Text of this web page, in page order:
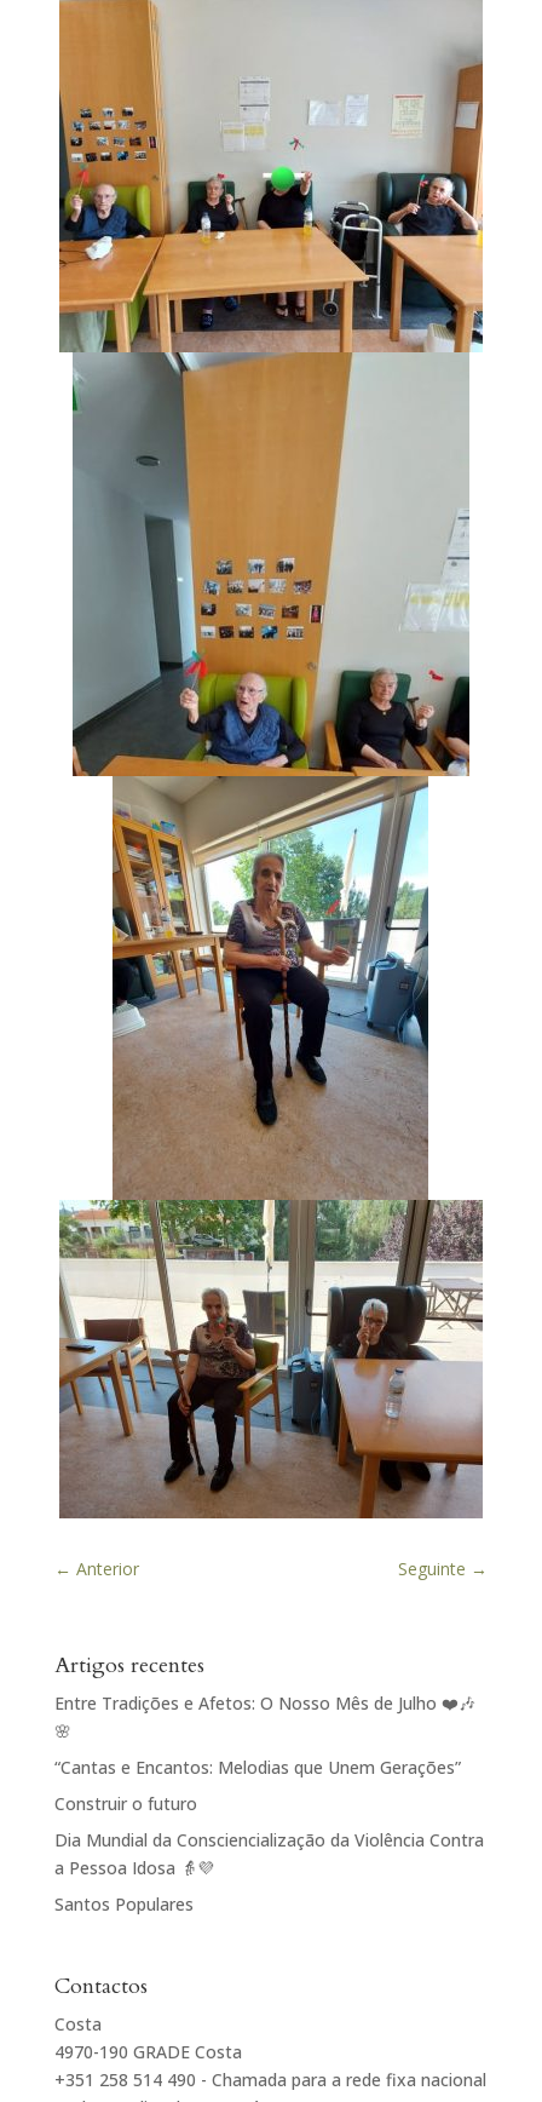
← Anterior Seguinte →
Artigos recentes
Entre Tradições e Afetos: O Nosso Mês de Julho ❤️🎶
🌸
“Cantas e Encantos: Melodias que Unem Gerações”
Construir o futuro
Dia Mundial da Consciencialização da Violência Contra
a Pessoa Idosa 👵💜
Santos Populares
Contactos
Costa
4970-190 GRADE Costa
+351 258 514 490 - Chamada para a rede fixa nacional